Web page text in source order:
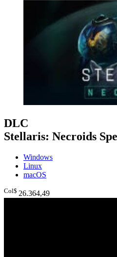
DLC
Stellaris: Necroids
Windows
Linux
macOS
Col$ 26.364,49